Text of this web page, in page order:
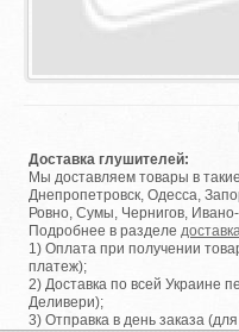
Доставка глушителей:
Мы доставляем товары в
Днепропетровск, Одесса,
Ровно, Сумы, Чернигов,
Подробнее в разделе
1) Оплата при получении
платеж);
2) Доставка по всей Украине
Деливери);
3) Отправка в день заказа